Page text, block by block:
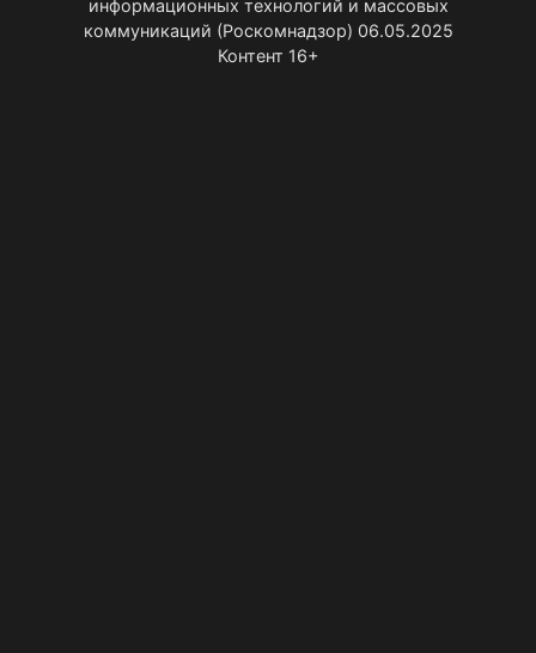
информационных технологий и массовых
коммуникаций (Роскомнадзор) 06.05.2025
Контент 16+